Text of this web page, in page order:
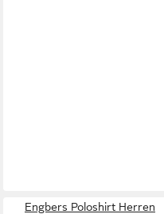
Engbers Poloshirt Herren